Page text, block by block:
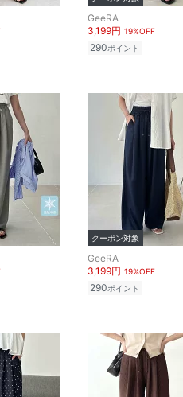
GeeRA
3,199円 19%OFF
290ポイント
クーポン対象
GeeRA
3,199円 19%OFF
290ポイント